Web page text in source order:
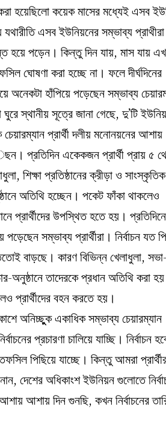
হয়েছিলো কয়েক মাসের মধ্যেই এসব
যথারীতি এসব ইউনিয়নের সম্ভাব্য প্রাথীরা
হয়ে পড়েন। কিন্তু দিন যায়, মাস যায়
ঘোষণা করা হচ্ছে না। ফলে দীর্ঘদিনের
অনেকটা হাঁপিয়ে পড়েছেন সম্ভাব্য
ঘুরে স্থানীয় সূত্রে জানা গেছে, দু’টি
প্রার্থী দলীয় মনোনয়নের আশায়
প্রতিদিন একেকজন প্রার্থী প্রায় ৫
শিক্ষা প্রতিষ্ঠানের ক্রীড়া ও সাংস্কৃতিক
অতিথি হচ্ছেন। পকেট ফাঁকা থাকলেও
প্রার্থীদের উপস্থিত হতে হয়।
পড়েছেন সম্ভাব্য প্রার্থীরা। নির্বাচন যত
বাড়ছে। কারণ বিভিন্ন খেলাধুলা, সভা-
অনুষ্ঠানে তাদেরকে প্রধান অতিথি করা
প্রার্থীদের বহন করতে হয়।
অনিচ্ছুুক একাধিক সম্ভাব্য চেয়ারম্যান
প্রচারণা চালিয়ে যাচ্ছি। নির্বাচন
পিছিয়ে যাচ্ছে। কিন্তু আমরা
দেশের অধিকাংশ ইউনিয়ন গুলোতে
আশায় দিন গুনছি, কখন নির্বাচনের